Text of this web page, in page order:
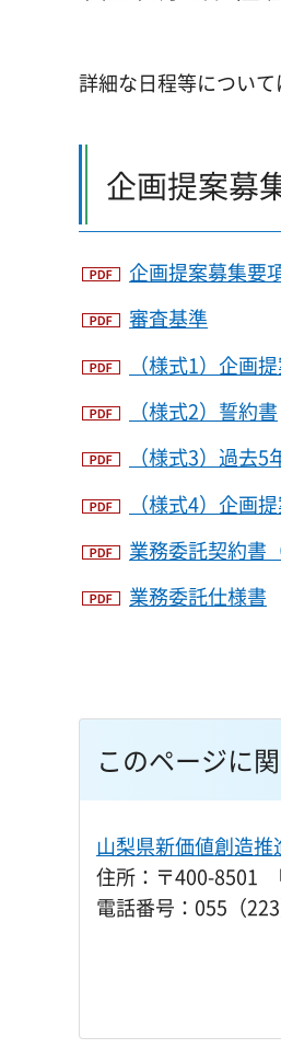
詳細な日程等につい
企画提案募
企画提案募集要
審査基準
（様式1）企画
（様式2）誓約書
（様式3）過去
（様式4）企画
業務委託契約書
業務委託仕様書
このページに
山梨県新価値創造
住所：〒400-8501
電話番号：055（